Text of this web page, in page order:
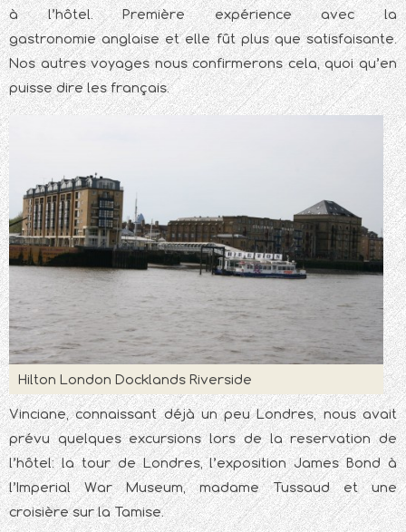
à l’hôtel. Première expérience avec la
gastronomie anglaise et elle fût plus que satisfaisante.
Nos autres voyages nous confirmerons cela, quoi qu’en
puisse dire les français.
Hilton London Docklands Riverside
Vinciane, connaissant déjà un peu Londres, nous avait
prévu quelques excursions lors de la reservation de
l’hôtel: la tour de Londres, l’exposition James Bond à
l’Imperial War Museum, madame Tussaud et une
croisière sur la Tamise.